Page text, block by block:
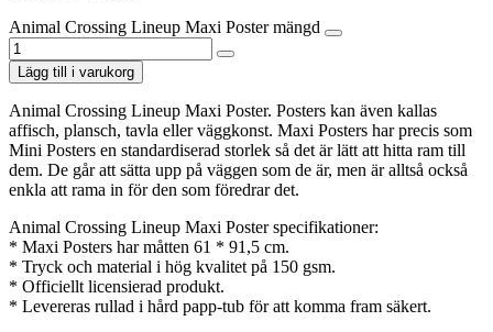
Animal Crossing Lineup Maxi Poster mängd
Lägg till i varukorg
Animal Crossing Lineup Maxi Poster. Posters kan även kallas
affisch, plansch, tavla eller väggkonst. Maxi Posters har precis som
Mini Posters en standardiserad storlek så det är lätt att hitta ram till
dem. De går att sätta upp på väggen som de är, men är alltså också
enkla att rama in för den som föredrar det.
Animal Crossing Lineup Maxi Poster specifikationer:
* Maxi Posters har måtten 61 * 91,5 cm.
* Tryck och material i hög kvalitet på 150 gsm.
* Officiellt licensierad produkt.
* Levereras rullad i hård papp-tub för att komma fram säkert.